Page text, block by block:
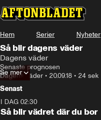
Hem Serier Nyheter
Så blir dagens väder
Dagens väder
Senaste prognosen
Dagens väder • 20.09.18 • 24 sek
Se mer
Senast
I DAG 02:30
Så blir vädret där du bor